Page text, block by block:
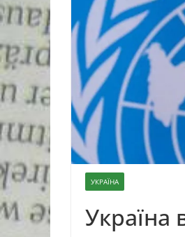
УКРАЇНА